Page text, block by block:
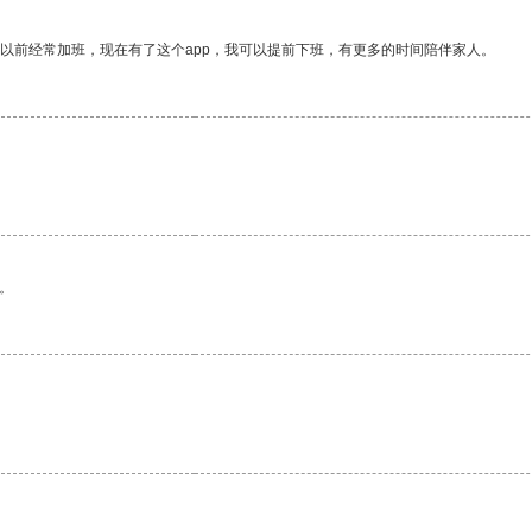
经常加班，现在有了这个app，我可以提前下班，有更多的时间陪伴家人。